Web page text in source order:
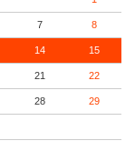
7 8
14 15
21 22
28 29